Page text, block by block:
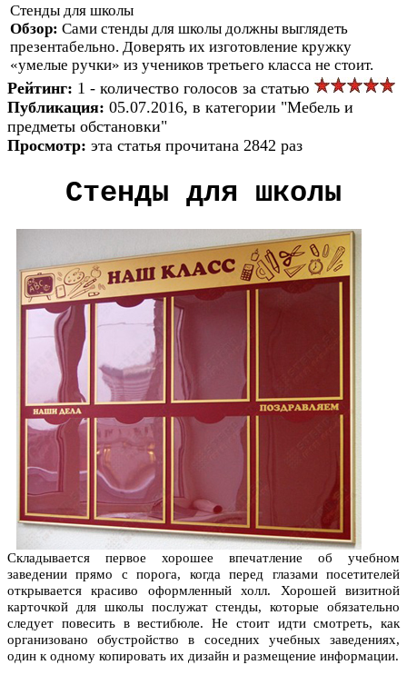
Стенды для школы
Обзор: Сами стенды для школы должны выглядеть
презентабельно. Доверять их изготовление кружку
«умелые ручки» из учеников третьего класса не стоит.
Рейтинг: 1 - количество голосов за статью
Публикация: 05.07.2016, в категории "Мебель и
предметы обстановки"
Просмотр: эта статья прочитана 2842 раз
Стенды для школы
Складывается первое хорошее впечатление об учебном
заведении прямо с порога, когда перед глазами посетителей
открывается красиво оформленный холл. Хорошей визитной
карточкой для школы послужат стенды, которые обязательно
следует повесить в вестибюле. Не стоит идти смотреть, как
организовано обустройство в соседних учебных заведениях,
один к одному копировать их дизайн и размещение информации.